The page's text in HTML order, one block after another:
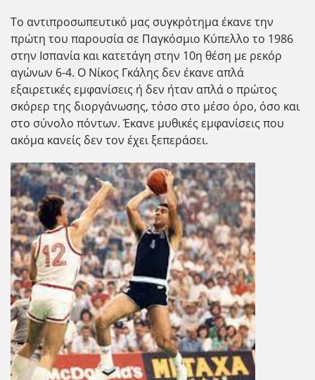
Το αντιπροσωπευτικό μας συγκρότημα έκανε την
πρώτη του παρουσία σε Παγκόσμιο Κύπελλο το 1986
στην Ισπανία και κατετάγη στην 10η θέση με ρεκόρ
αγώνων 6-4. Ο Νίκος Γκάλης δεν έκανε απλά
εξαιρετικές εμφανίσεις ή δεν ήταν απλά ο πρώτος
σκόρερ της διοργάνωσης, τόσο στο μέσο όρο, όσο και
στο σύνολο πόντων. Έκανε μυθικές εμφανίσεις που
ακόμα κανείς δεν τον έχει ξεπεράσει.